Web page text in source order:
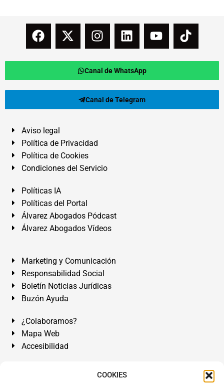
COOKIES
Canal de WhatsApp
Canal de Telegram
Aviso legal
Política de Privacidad
Política de Cookies
Condiciones del Servicio
Políticas IA
Políticas del Portal
Álvarez Abogados Pódcast
Álvarez Abogados Vídeos
Marketing y Comunicación
Responsabilidad Social
Boletín Noticias Jurídicas
Buzón Ayuda
¿Colaboramos?
Mapa Web
Accesibilidad
Álvarez Abogados Tenerife:Calle Teobaldo Power Nº 7,